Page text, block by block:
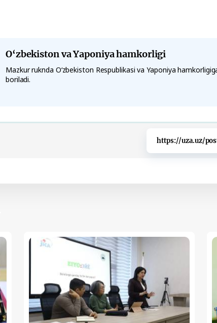
O‘zbekiston va Yaponiya hamkorligi
Mazkur ruknda O‘zbekiston Respublikasi va Yaponiya
boriladi.
https://uza.uz/